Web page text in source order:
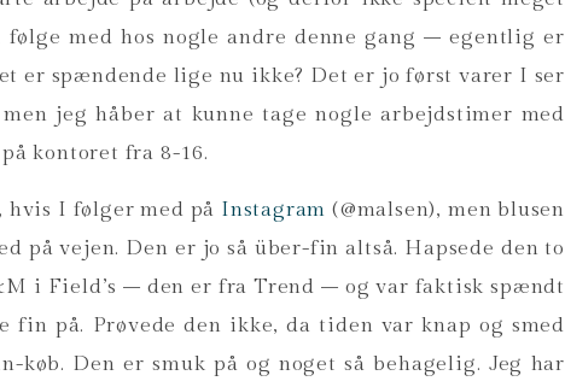
med hos nogle andre denne gang – egentlig er
er spændende lige nu ikke? Det er jo først varer I ser
jeg håber at kunne tage nogle arbejdstimer med
kontoret fra 8-16.
I følger med på Instagram (@malsen), men blusen
på vejen. Den er jo så über-fin altså. Hapsede den to
i Field’s – den er fra Trend – og var faktisk spændt
fin på. Prøvede den ikke, da tiden var knap og smed
køb. Den er smuk på og noget så behagelig. Jeg har